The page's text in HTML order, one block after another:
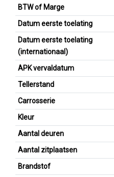
BTW of Marge
Datum eerste toelating
Datum eerste toelating
(internationaal)
APK vervaldatum
Tellerstand
Carrosserie
Kleur
Aantal deuren
Aantal zitplaatsen
Brandstof